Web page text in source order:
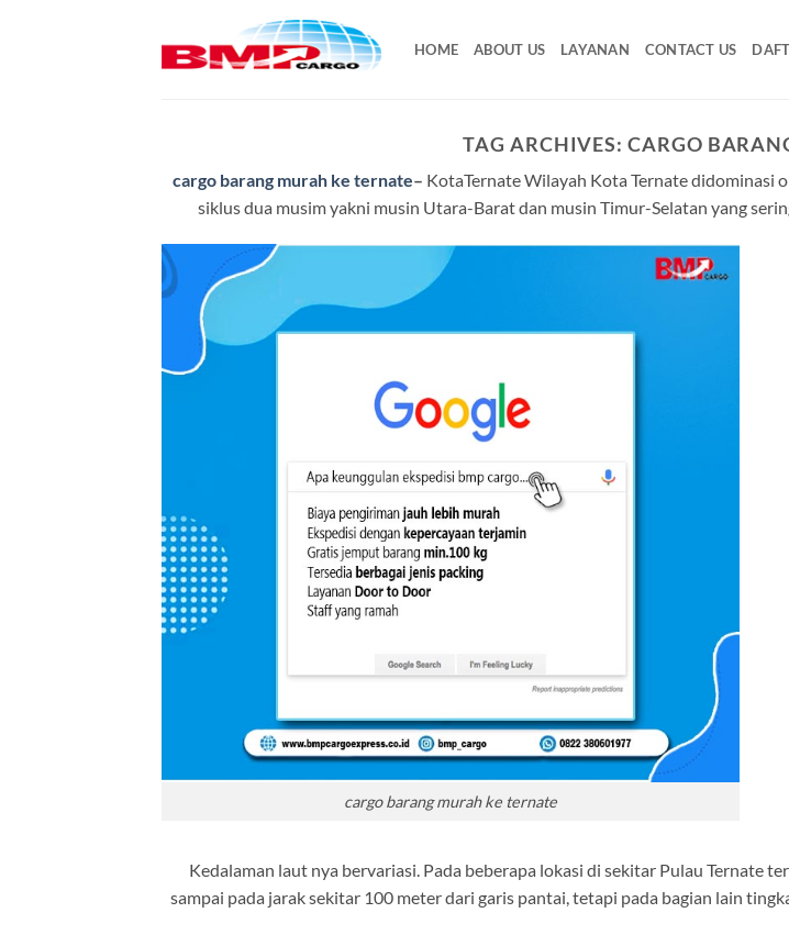
HOME ABOUT US LAYANAN CONTACT US
TAG ARCHIVES:CARGO
cargo barang murah ke ternate– KotaTernate Wilayah Kota Ternate didominasi
siklus dua musim yakni musin Utara-Barat dan musin Timur-Selatan yang
cargo barang murah ke ternate
Kedalaman laut nya bervariasi. Pada beberapa lokasi di sekitar Pulau Ternate
sampai pada jarak sekitar 100 meter dari garis pantai, tetapi pada bagian lain